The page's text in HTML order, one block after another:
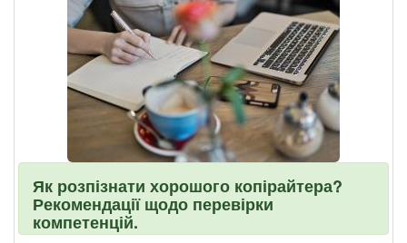
Як розпізнати хорошого копірайтера?
Рекомендації щодо перевірки
компетенцій.